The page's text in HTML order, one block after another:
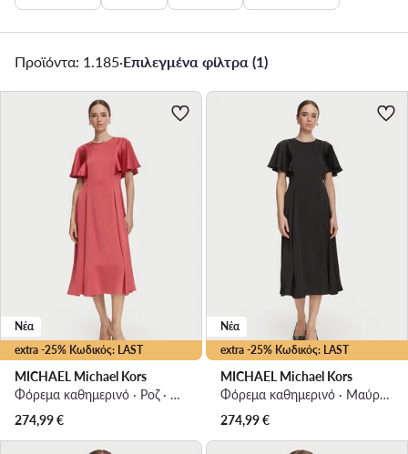
Προϊόντα: 1.185·Επιλεγμένα φίλτρα (1)
extra -25% Κωδικός: LAST
Νέα
MICHAEL Michael Kors
Φόρεμα καθημερινό · Ροζ · Midi
274,99€
extra -25% Κωδικός: LAST
Νέα
MICHAEL Michael Kors
Φόρεμα καθημερινό · Μαύρο · Midi
274,99€